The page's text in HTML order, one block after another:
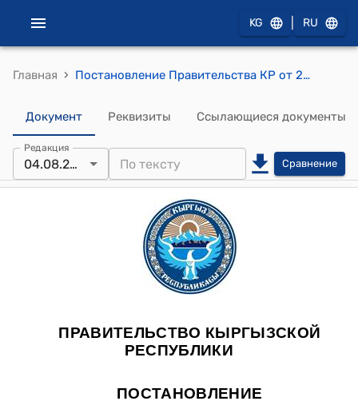
KG RU
Главная › Постановление Правительства КР от 20 октября 2011 года № 654 "О дополнительных мерах по противодействию незаконному обороту наркотических средств, психотропных веществ и прекурсоров"
Документ Реквизиты Ссылающиеся документы
Редакция
04.08.2023 Сравнение